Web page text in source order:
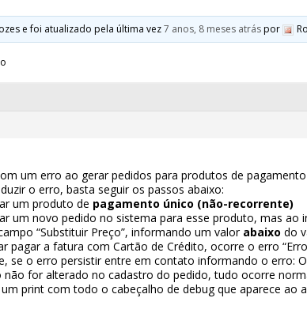
e foi atualizado pela última vez7 anos, 8 meses atráspor
um erro ao gerar pedidos para produtos de
o erro, basta seguir os passos abaixo:
um produto de pagamento único (não-recorrente)
um novo pedido no sistema para esse produto, mas
“Substituir Preço”, informando um valor abaixo do
pagar a fatura com Cartão de Crédito, ocorre o erro
se o erro persistir entre em contato informando o erro:
não for alterado no cadastro do pedido, tudo ocorre
print com todo o cabeçalho de debug que aparece ao